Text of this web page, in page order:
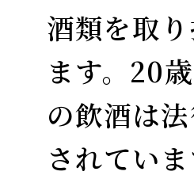
酒類を取
ます。20
の飲酒は
されていま